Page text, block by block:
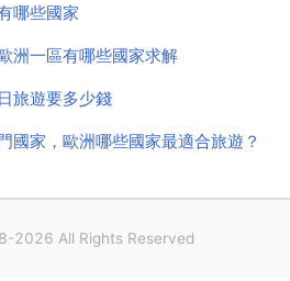
哪些國家
洲一區有哪些國家求解
旅遊要多少錢
國家，歐洲哪些國家最適合旅遊？
2026 All Rights Reserved